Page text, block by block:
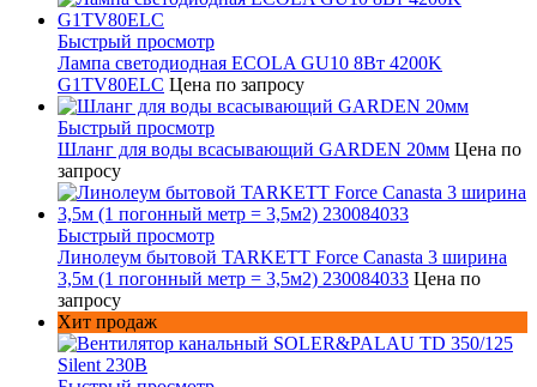
Быстрый просмотр
Лампа светодиодная ECOLA GU10 8Вт 4200K
G1TV80ELC Цена по запросу
Быстрый просмотр
Шланг для воды всасывающий GARDEN 20мм Цена по
запросу
Быстрый просмотр
Линолеум бытовой TARKETT Force Canasta 3 ширина
3,5м (1 погонный метр = 3,5м2) 230084033 Цена по
запросу
Хит продаж